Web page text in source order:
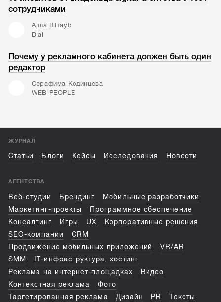
сотрудниками
Алла Штауб
Dial
Почему у рекламного кабинета должен быть один
редактор
Серафима Кодинцева
WEB PEOPLE
ЖУРНАЛ
Статьи Блоги Кейсы Исследования Новости
АГЕНТСТВА
Веб-студии Брендинг
Мобильные разработчики
Маркетинг-проекты
Программное обеспечение
Консалтинг
Игры UX
Корпоративные решения
SEO-компании
CRM
Продвижение мобильных приложений
VR/AR
SMM
IT-инфраструктура, хостинг
Реклама на интернет-площадках
Видео
Контекстная реклама
Фото
Таргетированная реклама
Дизайн PR
Тексты